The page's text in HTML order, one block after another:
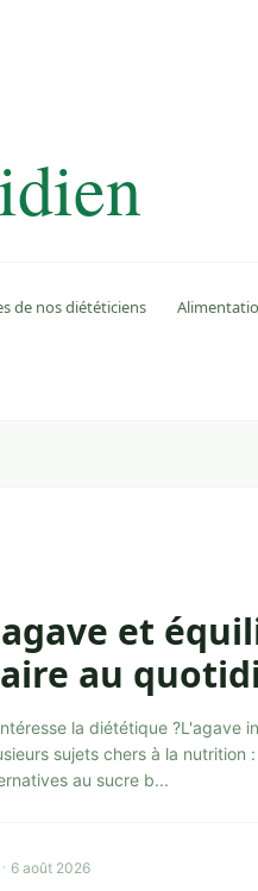
de nos diététiciens
et
au
la diététique ?L'agave
sujets chers à la nutrition
au sucre b...
· 6 août 2026